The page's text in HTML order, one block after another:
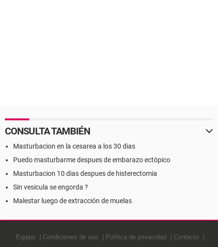
CONSULTA TAMBIÉN
Masturbacion en la cesarea a los 30 dias
Puedo masturbarme despues de embarazo ectópico
Masturbacion 10 dias despues de histerectomia
Sin vesicula se engorda ?
Malestar luego de extracción de muelas
Equipo Condiciones de uso Política de privacidad
Contacto